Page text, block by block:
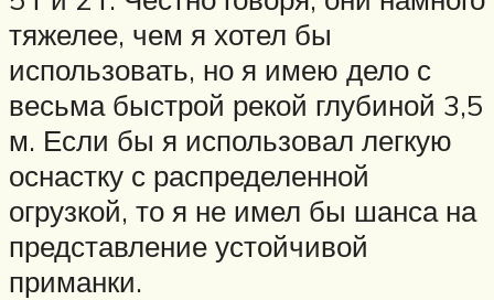
тяжелее, чем я хотел бы
использовать, но я имею дело с
весьма быстрой рекой глубиной 3,5
м. Если бы я использовал легкую
оснастку с распределенной
огрузкой, то я не имел бы шанса на
представление устойчивой
приманки.